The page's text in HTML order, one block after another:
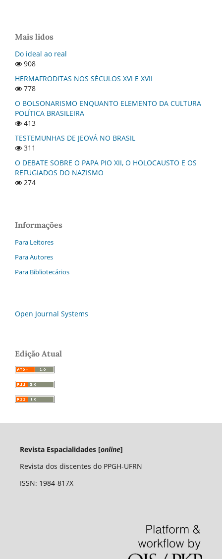
Mais lidos
Do ideal ao real
908
HERMAFRODITAS NOS SÉCULOS XVI E XVII
778
O BOLSONARISMO ENQUANTO ELEMENTO DA CULTURA
POLÍTICA BRASILEIRA
413
TESTEMUNHAS DE JEOVÁ NO BRASIL
311
O DEBATE SOBRE O PAPA PIO XII, O HOLOCAUSTO E OS
REFUGIADOS DO NAZISMO
274
Informações
Para Leitores
Para Autores
Para Bibliotecários
Open Journal Systems
Edição Atual
Revista Espacialidades [online]
Revista dos discentes do PPGH-UFRN
ISSN: 1984-817X